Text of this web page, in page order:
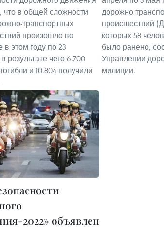
что в общей сложности
транспортных
произошло во
в этом году по 23
результате чего 6.700
и 10.804 получили
дорожно-
происшествий
которых 58
было ранено,
Управлении
милиции.
2022» объявлен